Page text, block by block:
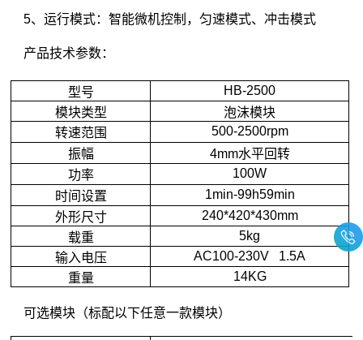
5、运行模式：智能微机控制，匀速模式、冲击模式
产品技术参数：
型号
HB-2500
模块类型
泡沫模块
转速范围
500-2500rpm
振幅
4mm水平回转
功率
100W
时间设置
1min-99h59min
外形尺寸
240*420*430mm
载重
5kg
输入电压
AC100-230V 1.5A
重量
14KG
可选模块（标配以下任意一款模块）